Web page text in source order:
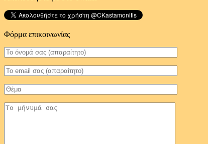
Φόρμα επικοινωνίας